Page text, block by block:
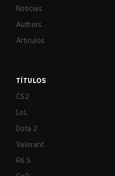
Noticias
Authors
Artículos
TÍTULOS
CS2
LoL
Dota 2
Valorant
R6:S